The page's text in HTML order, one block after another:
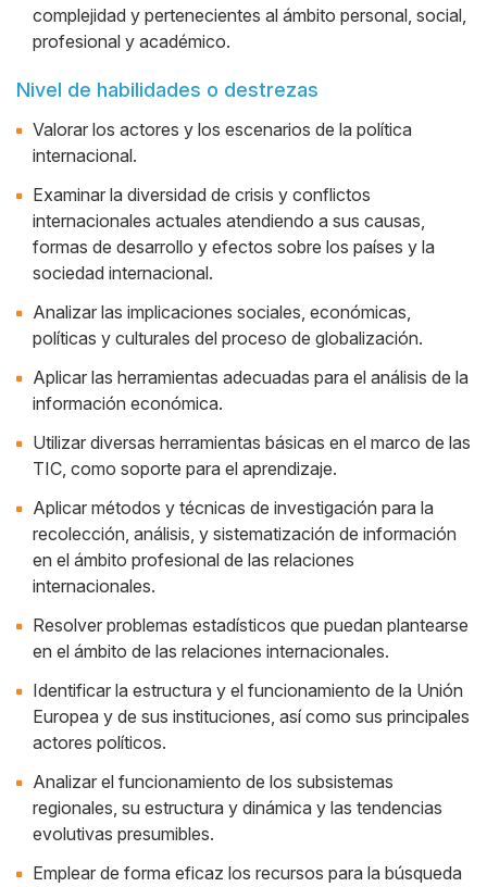
complejidad y pertenecientes al ámbito personal, social,
profesional y académico.
Nivel de habilidades o destrezas
Valorar los actores y los escenarios de la política
internacional.
Examinar la diversidad de crisis y conflictos
internacionales actuales atendiendo a sus causas,
formas de desarrollo y efectos sobre los países y la
sociedad internacional.
Analizar las implicaciones sociales, económicas,
políticas y culturales del proceso de globalización.
Aplicar las herramientas adecuadas para el análisis de la
información económica.
Utilizar diversas herramientas básicas en el marco de las
TIC, como soporte para el aprendizaje.
Aplicar métodos y técnicas de investigación para la
recolección, análisis, y sistematización de información
en el ámbito profesional de las relaciones
internacionales.
Resolver problemas estadísticos que puedan plantearse
en el ámbito de las relaciones internacionales.
Identificar la estructura y el funcionamiento de la Unión
Europea y de sus instituciones, así como sus principales
actores políticos.
Analizar el funcionamiento de los subsistemas
regionales, su estructura y dinámica y las tendencias
evolutivas presumibles.
Emplear de forma eficaz los recursos para la búsqueda